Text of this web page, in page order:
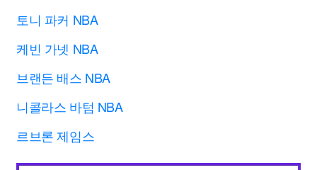
토니 파커 NBA
케빈 가넷 NBA
브랜든 배스 NBA
니콜라스 바텀 NBA
르브론 제임스